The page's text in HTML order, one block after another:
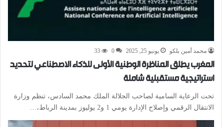
محمد أمين بلكو يونيو 25, 2025 0
33
المغرب يطلق المناظرة الوطنية الأولى للذكاء الاصطناعي لتحديد
استراتيجية مستقبلية شاملة
تحت الرعاية السامية لصاحب الجلالة الملك محمد السادس، تنظم وزارة
الانتقال الرقمي وإصلاح الإدارة يومي 1 و2 يوليوز بمدينة الرباط،…